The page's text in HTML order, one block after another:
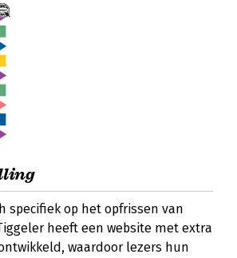
specifiek op het opfrissen van
heeft een website met extra
waardoor lezers hun